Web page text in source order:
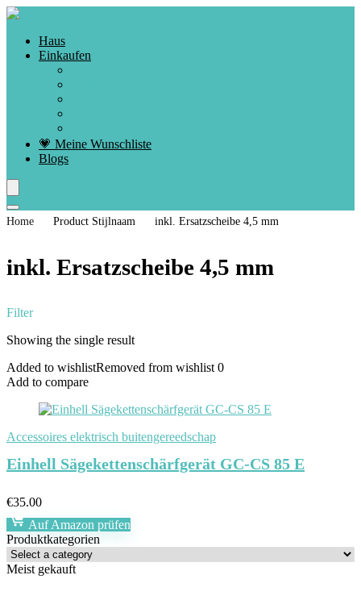
Haus
Einkaufen
💗 Meine Wunschliste
Blogs
Home Product Stijlnaam inkl. Ersatzscheibe 4,5 mm
inkl. Ersatzscheibe 4,5 mm
Filter
Showing the single result
Added to wishlistRemoved from wishlist 0
Add to compare
Accessoires elektrisch buitengereedschap
Einhell Sägekettenschärfgerät GC-CS 85 E
€35.00
Auf Amazon prüfen
Produktkategorien
Meist gekauft